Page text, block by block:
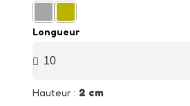
Longueur
Hauteur : 2 cm